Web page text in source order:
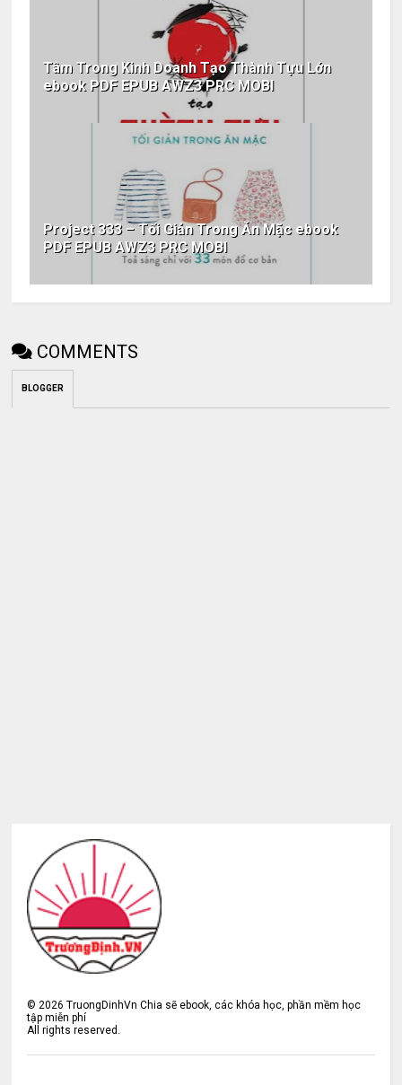
Tâm Trong Kinh Doanh Tạo Thành Tựu Lớn
ebook PDF EPUB AWZ3 PRC MOBI
Project 333 – Tối Giản Trong Ăn Mặc ebook
PDF EPUB AWZ3 PRC MOBI
COMMENTS
BLOGGER
©2026 TruongDinhVn Chia sẽ ebook, các khóa học, phần mềm học
tập miễn phí
All rights reserved.